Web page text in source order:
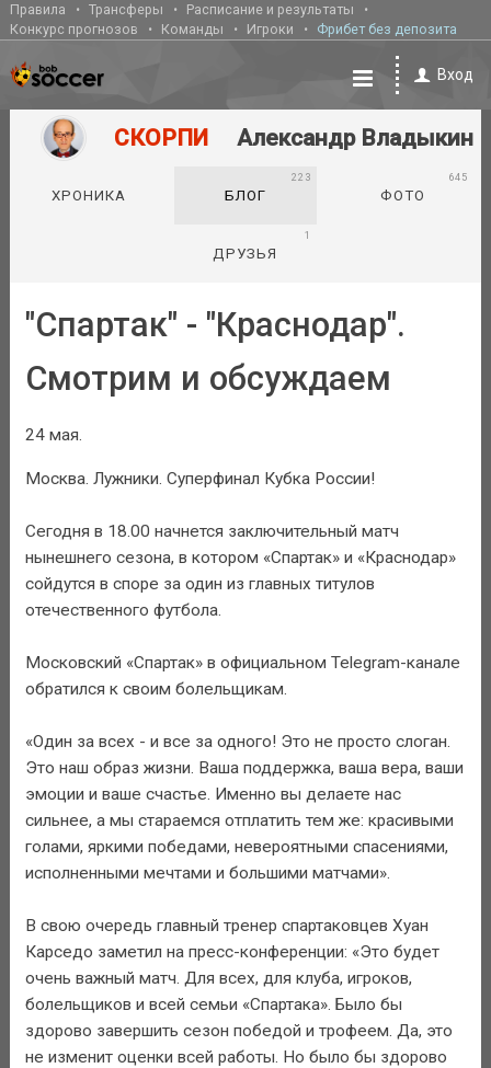
Правила Трансферы
Расписание и результаты
Конкурс прогнозов
Команды Игроки Фрибет без депозита
Вход
СКОРПИ Александр Владыкин
ХРОНИКА БЛОГ
223
ФОТО
645
ДРУЗЬЯ
1
"Спартак" - "Краснодар".
Смотрим и обсуждаем
24 мая.
Москва. Лужники. Суперфинал Кубка России!
Сегодня в 18.00 начнется заключительный матч
нынешнего сезона, в котором «Спартак» и «Краснодар»
сойдутся в споре за один из главных титулов
отечественного футбола.
Московский «Спартак» в официальном Telegram-канале
обратился к своим болельщикам.
«Один за всех - и все за одного! Это не просто слоган.
Это наш образ жизни. Ваша поддержка, ваша вера, ваши
эмоции и ваше счастье. Именно вы делаете нас
сильнее, а мы стараемся отплатить тем же: красивыми
голами, яркими победами, невероятными спасениями,
исполненными мечтами и большими матчами».
В свою очередь главный тренер спартаковцев Хуан
Карседо заметил на пресс-конференции: «Это будет
очень важный матч. Для всех, для клуба, игроков,
болельщиков и всей семьи «Спартака». Было бы
здорово завершить сезон победой и трофеем. Да, это
не изменит оценки всей работы. Но было бы здорово